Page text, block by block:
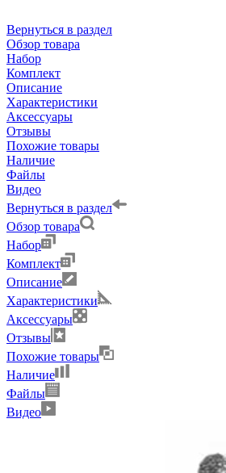
Вернуться в раздел
Обзор товара
Набор
Комплект
Описание
Характеристики
Аксессуары
Отзывы
Похожие товары
Наличие
Файлы
Видео
Вернуться в раздел
Обзор товара
Набор
Комплект
Описание
Характеристики
Аксессуары
Отзывы
Похожие товары
Наличие
Файлы
Видео